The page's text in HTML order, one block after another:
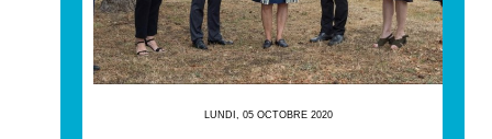
LUNDI, 05 OCTOBRE 2020